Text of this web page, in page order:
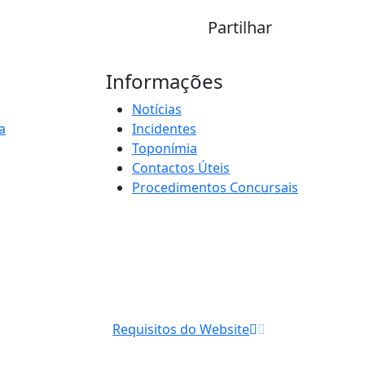
Partilhar
Informações
Notícias
Incidentes
Toponímia
Contactos Úteis
Procedimentos Concursais
Requisitos do Website